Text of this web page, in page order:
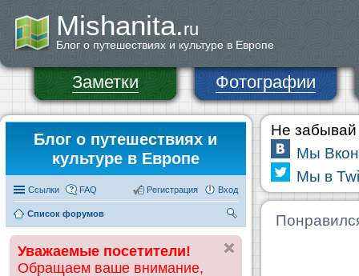
Mishanita.ru
Блог о путешествиях и культуре в Европе
Заметки Фотографии
Блог о путешествиях и
культуре в Европе
Ссылки FAQ Вход
Регистрация
Список форумов
ск
Уважаемые посетители!
Обращаем ваше внимание,
Не забывай
Мы
Мы в